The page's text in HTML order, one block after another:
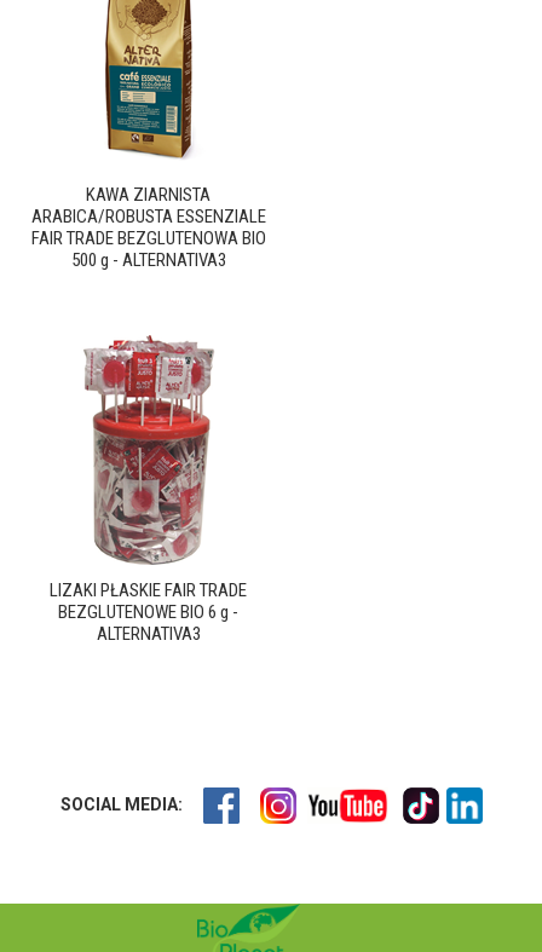
KAWA ZIARNISTA
ARABICA/ROBUSTA ESSENZIALE
FAIR TRADE BEZGLUTENOWA BIO
500 g - ALTERNATIVA3
LIZAKI PŁASKIE FAIR TRADE
BEZGLUTENOWE BIO 6 g -
ALTERNATIVA3
SOCIAL MEDIA: